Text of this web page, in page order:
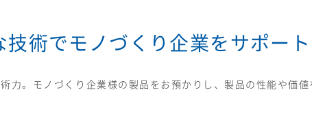
技術で モノづくり企業をサポート
力。モノづくり企業様の製品をお預かりし、製品の性能や価